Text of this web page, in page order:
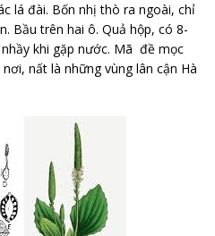
lá đài. Bốn nhị thò ra ngoài, chỉ
Bầu trên hai ô. Quả hộp, có 8-
khi gặp nước. Mã đề mọc
nất là những vùng lân cận Hà